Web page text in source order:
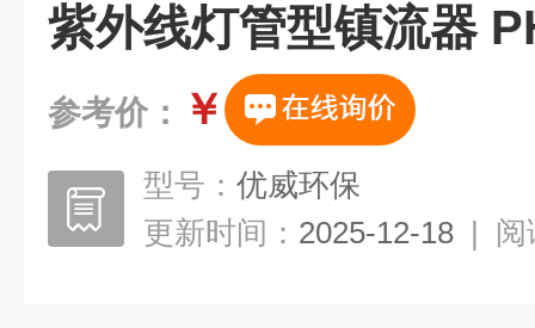
紫外线灯管型镇流器
参考价： ￥
型号： 优威环保
更新时间： 2025-12-18 | 阅